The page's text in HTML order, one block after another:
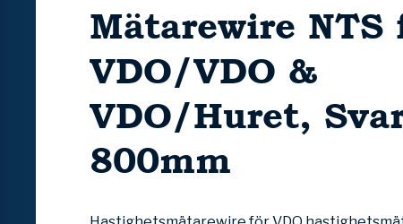
Mätarewire NTS
VDO/VDO &
VDO/Huret,
800mm